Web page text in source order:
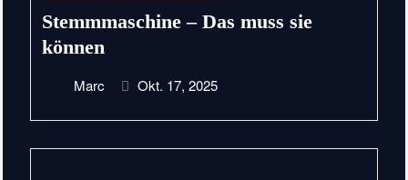
Stemmmaschine – Das muss sie
können
Marc Okt. 17, 2025